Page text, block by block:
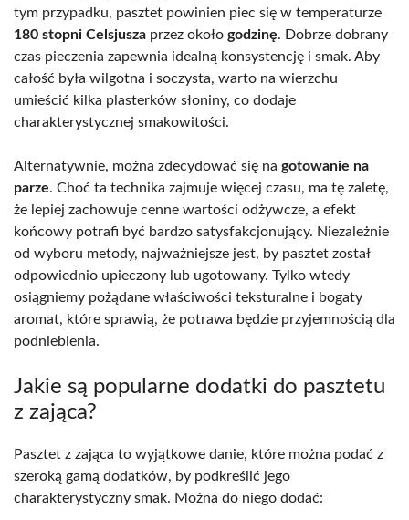
tym przypadku, pasztet powinien piec się w temperaturze
180 stopni Celsjusza przez około godzinę. Dobrze dobrany
czas pieczenia zapewnia idealną konsystencję i smak. Aby
całość była wilgotna i soczysta, warto na wierzchu
umieścić kilka plasterków słoniny, co dodaje
charakterystycznej smakowitości.
Alternatywnie, można zdecydować się na gotowanie na
parze. Choć ta technika zajmuje więcej czasu, ma tę zaletę,
że lepiej zachowuje cenne wartości odżywcze, a efekt
końcowy potrafi być bardzo satysfakcjonujący. Niezależnie
od wyboru metody, najważniejsze jest, by pasztet został
odpowiednio upieczony lub ugotowany. Tylko wtedy
osiągniemy pożądane właściwości teksturalne i bogaty
aromat, które sprawią, że potrawa będzie przyjemnością dla
podniebienia.
Jakie są popularne dodatki do pasztetu
z zająca?
Pasztet z zająca to wyjątkowe danie, które można podać z
szeroką gamą dodatków, by podkreślić jego
charakterystyczny smak. Można do niego dodać: